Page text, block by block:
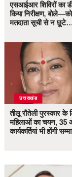
एसआईआर शिविरों का
किया निरीक्षण,
मतदाता सूची से न
उत्तराखंड
तीलू रौतेली पुरस्कार के
महिलाओं का चयन, 35
कार्यकर्तियां भी होंगी